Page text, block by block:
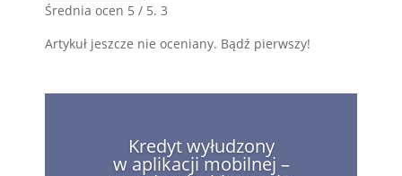
Średnia ocen 5 / 5. 3
Artykuł jeszcze nie oceniany. Bądź pierwszy!
Kredyt wyłudzony
w aplikacji mobilnej –